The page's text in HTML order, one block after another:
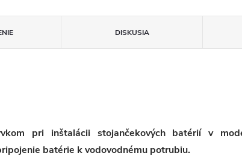
DISKUSIA
pri inštalácii stojančekových batérií v
batérie k vodovodnému potrubiu.